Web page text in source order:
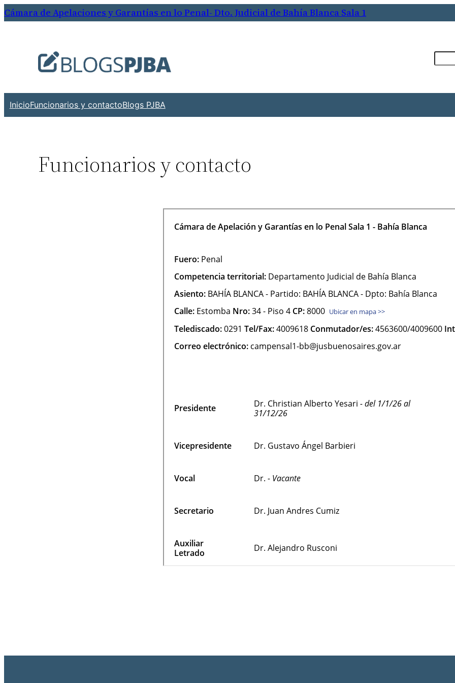
Cámara de Apelaciones y Garantías en lo Penal- Dto. Judicial de Bahía Blanca Sala 1
InicioFuncionarios y contactoBlogs PJBA
Funcionarios y contacto